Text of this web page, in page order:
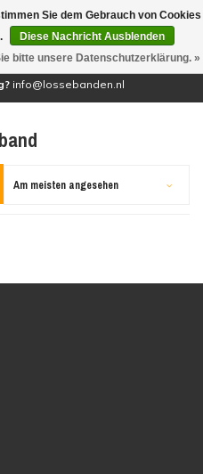
(0)
info@lossebanden.nl
Am meisten angesehen
Sie dem Gebrauch von Cookies
Diese Nachricht Ausblenden
bitte unsere Datenschutzerklärung. »